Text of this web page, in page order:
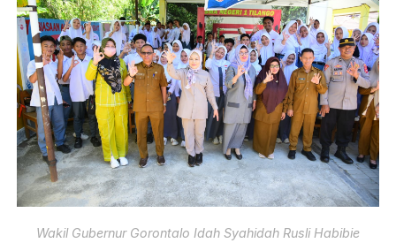
Wakil Gubernur Gorontalo Idah Syahidah Rusli Habibie